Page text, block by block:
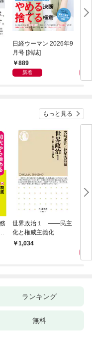
日経ウーマン 2026年9
月号 [雑誌]
889
新着
もっと見る
世界政治１ ――民主
化と権威主義化
1,034
ランキング
無料